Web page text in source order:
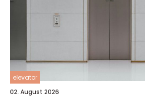
elevator
02. August 2026